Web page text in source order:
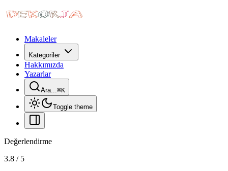
Makaleler
Kategoriler
Hakkımızda
Yazarlar
Ara...⌘K
Toggle theme
Değerlendirme
3.8 / 5